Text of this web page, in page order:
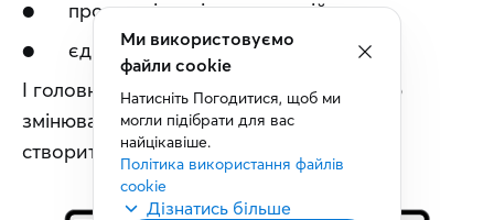
●      прозору історію транзакцій;
●      єдину логіку роботи з партнерами.
І головне, компанії не потрібно повністю
змінювати свою ІТ-інфраструктуру, щоб
створити сучасний B2B-досвід.
Ми використовуємо
файли cookie
Натисніть Погодитися, щоб ми
могли підібрати для вас
найцікавіше.
Політика використання файлів
cookie
Дізнатись більше